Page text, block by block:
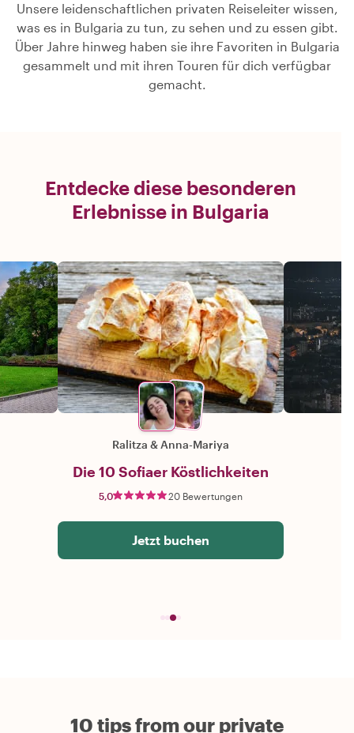
Unsere leidenschaftlichen privaten Reiseleiter wissen,
was es in Bulgaria zu tun, zu sehen und zu essen gibt.
Über Jahre hinweg haben sie ihre Favoriten in Bulgaria
gesammelt und mit ihren Touren für dich verfügbar
gemacht.
Entdecke diese besonderen
Erlebnisse in Bulgaria
Ralitza & Anna-Mariya
Die 10 Sofiaer Köstlichkeiten
5,0 20 Bewertungen
Jetzt buchen
10 tips from our private